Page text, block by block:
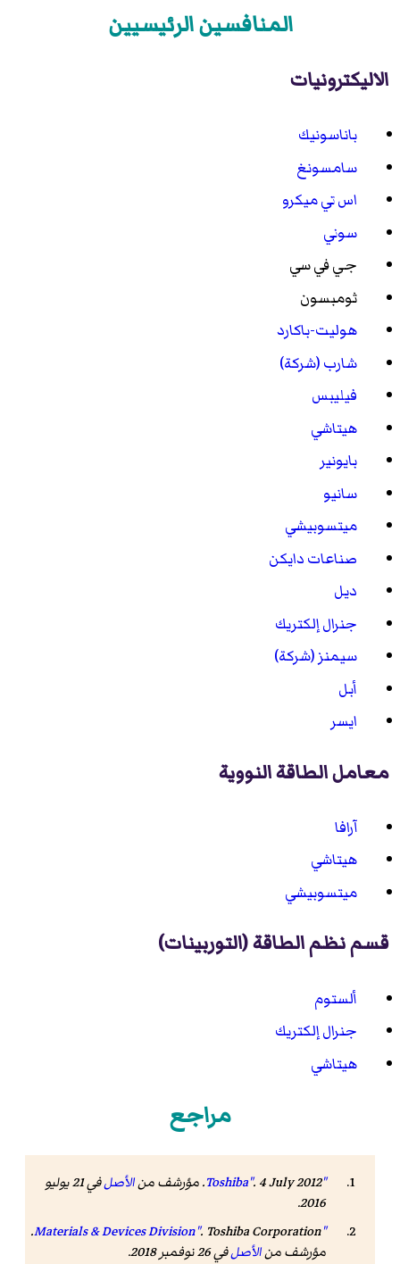
المنافسين الرئيسيين
الاليكترونيات
باناسونيك
سامسونغ
اس تي ميكرو
سوني
جي في سي
ثومبسون
هوليت-باكارد
شارب (شركة)
فيليبس
هيتاشي
بايونير
سانيو
ميتسوبيشي
صناعات دايكن
ديل
جنرال إلكتريك
سيمنز (شركة)
أبل
ايسر
معامل الطاقة النووية
آرافا
هيتاشي
ميتسوبيشي
قسم نظم الطاقة (التوربينات)
ألستوم
جنرال إلكتريك
هيتاشي
مراجع
"Toshiba". 4 July 2012. مؤرشف من الأصل
في 21 يوليو
2016.
"Materials & Devices Division"
. Toshiba Corporation.
مؤرشف منالأصلفي 26 نوفمبر 2018
.